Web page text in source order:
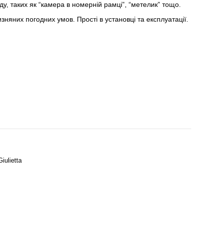
таких як “камера в номерній рамці”, “метелик” тощо.
погодних умов. Прості в установці та експлуатації.